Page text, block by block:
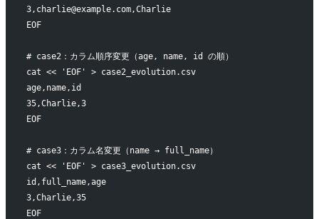
3,charlie@example.com,Charlie
EOF
# case2：カラム順序変更（age, name, id の順）
cat << 'EOF' > case2_evolution.csv
age,name,id
35,Charlie,3
EOF
# case3：カラム名変更（name → full_name）
cat << 'EOF' > case3_evolution.csv
id,full_name,age
3,Charlie,35
EOF